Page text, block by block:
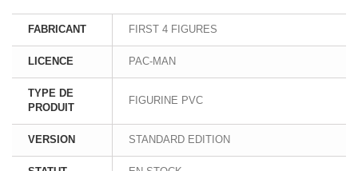
FABRICANT FIRST 4 FIGURES
LICENCE PAC-MAN
TYPE DE
PRODUIT
FIGURINE PVC
VERSION STANDARD EDITION